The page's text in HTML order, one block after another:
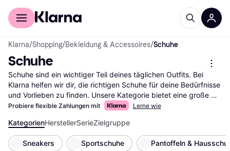
Für Shopper
Klarna/Shopping/Bekleidung & Accessoires/Schuhe
Schuhe
Schuhe sind ein wichtiger Teil deines täglichen Outfits. Bei
Klarna helfen wir dir, die richtigen Schuhe für deine Bedürfnisse
und Vorlieben zu finden. Unsere Kategorie bietet eine große
Auswahl an Schuhen, die du mit unseren praktischen Filtern
Stiefeln oder eleganten Schuhen suchst, unsere Filter leiten
dich schnell zum passenden Modell. Du kannst nach Marke,
Preis oder Größe filtern, um deine Suche einzugrenzen. So
Probiere flexible Zahlungen mit Lerne wie
KategorienHerstellerSerieZielgruppe
Sneakers Sportschuhe Pantoffeln &